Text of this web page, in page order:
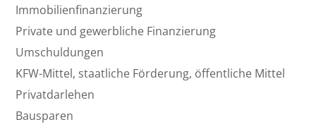
Immobilienfinanzierung
Private und gewerbliche Finanzierung
Umschuldungen
KFW-Mittel, staatliche Förderung, öffentliche Mittel
Privatdarlehen
Bausparen